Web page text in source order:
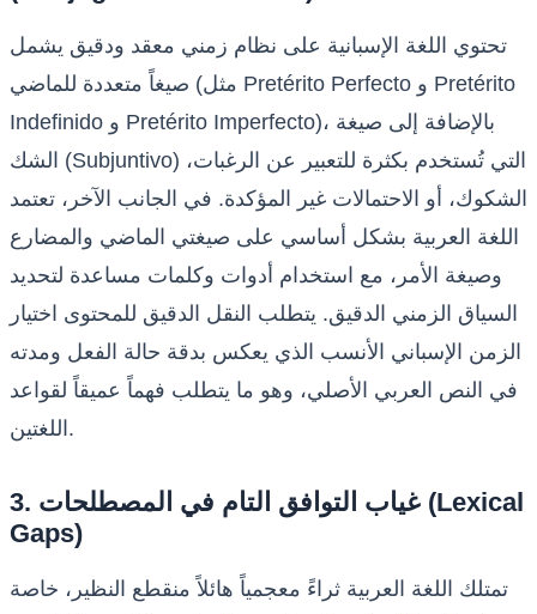
تحتوي اللغة الإسبانية على نظام زمني معقد ودقيق يشمل
صيغاً متعددة للماضي (مثل Pretérito Perfecto و Pretérito
Indefinido و Pretérito Imperfecto)، بالإضافة إلى صيغة
الشك (Subjuntivo) التي تُستخدم بكثرة للتعبير عن الرغبات،
الشكوك، أو الاحتمالات غير المؤكدة. في الجانب الآخر، تعتمد
اللغة العربية بشكل أساسي على صيغتي الماضي والمضارع
وصيغة الأمر، مع استخدام أدوات وكلمات مساعدة لتحديد
السياق الزمني الدقيق. يتطلب النقل الدقيق للمحتوى اختيار
الزمن الإسباني الأنسب الذي يعكس بدقة حالة الفعل ومدته
في النص العربي الأصلي، وهو ما يتطلب فهماً عميقاً لقواعد
اللغتين.
3. غياب التوافق التام في المصطلحات (Lexical
Gaps)
تمتلك اللغة العربية ثراءً معجمياً هائلاً منقطع النظير، خاصة